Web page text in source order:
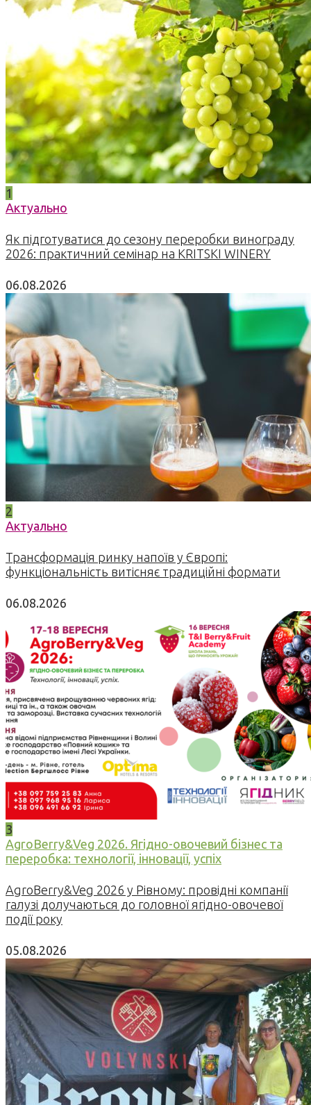
1
Актуально
Як підготуватися до сезону переробки винограду
2026: практичний семінар на KRITSKI WINERY
06.08.2026
2
Актуально
Трансформація ринку напоїв у Європі:
функціональність витісняє традиційні формати
06.08.2026
3
AgroBerry&Veg 2026. Ягідно-овочевий бізнес та
переробка: технології, інновації, успіх
AgroBerry&Veg 2026 у Рівному: провідні компанії
галузі долучаються до головної ягідно-овочевої
події року
05.08.2026